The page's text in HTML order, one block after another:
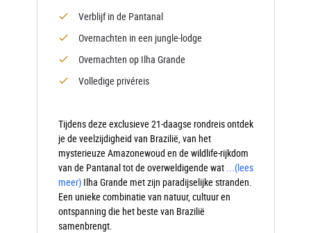
Verblijf in de Pantanal
Overnachten in een jungle-lodge
Overnachten op Ilha Grande
Volledige privéreis
Tijdens deze exclusieve 21-daagse rondreis ontdek
je de veelzijdigheid van Brazilië, van het
mysterieuze Amazonewoud en de wildlife-rijkdom
van de Pantanal tot de overweldigende wat ...(lees
meer) Ilha Grande met zijn paradijselijke stranden.
Een unieke combinatie van natuur, cultuur en
ontspanning die het beste van Brazilië
samenbrengt.